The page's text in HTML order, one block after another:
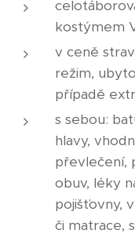
kostýmem
v ceně
režim,
případě
s sebou:
hlavy,
převlečení,
obuv, léky
pojišťovny,
či matrace,